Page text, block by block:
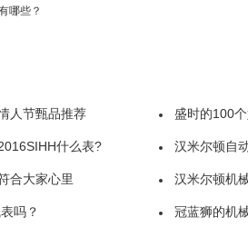
哪些？
人节甄品推荐 盛时的100
什么表? 汉米尔顿自
合大家心里 汉米尔顿机
吗？ 冠蓝狮的机